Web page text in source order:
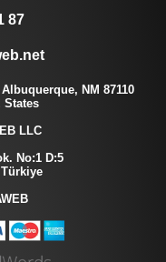
87
NM 87110
States
LLC
No:1 D:5